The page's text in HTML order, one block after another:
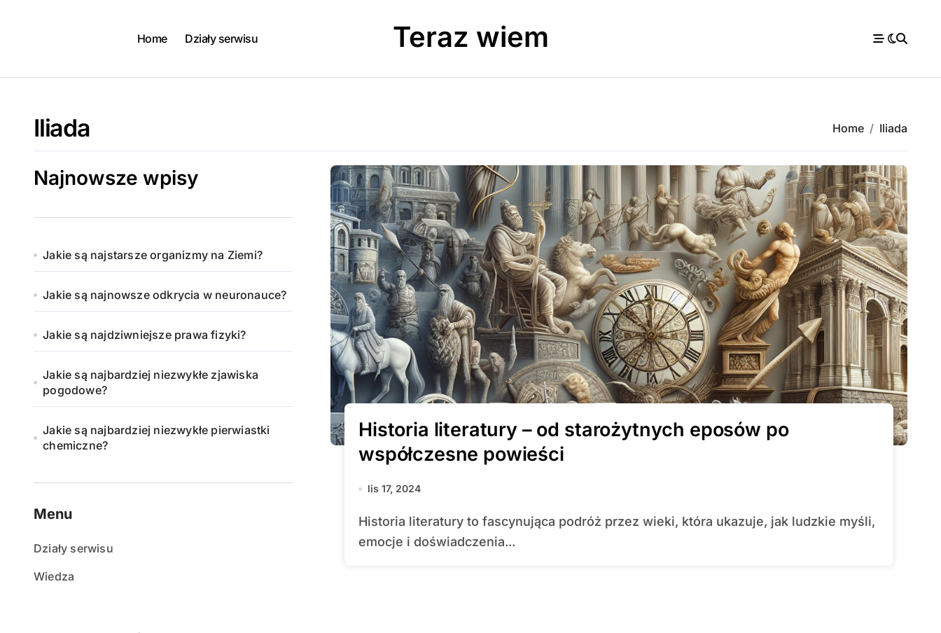
Home Działy serwisu Teraz wiem
Iliada Home Iliada
Najnowsze wpisy
Jakie są najstarsze organizmy na Ziemi?
Jakie są najnowsze odkrycia w neuronauce?
Jakie są najdziwniejsze prawa fizyki?
Jakie są najbardziej niezwykłe zjawiska
pogodowe?
Jakie są najbardziej niezwykłe pierwiastki
chemiczne?
Menu
Działy serwisu
Wiedza
Historia literatury – od starożytnych eposów po
współczesne powieści
lis 17, 2024
Historia literatury to fascynująca podróż przez wieki, która ukazuje, jak ludzkie myśli,
emocje i doświadczenia...